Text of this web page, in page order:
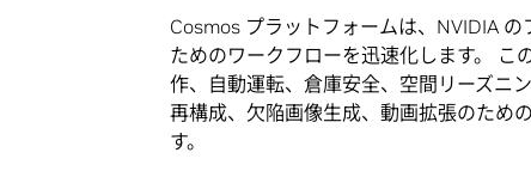
Cosmos プラットフォームは、NVIDIA
ためのワークフローを迅速化します。 こ
作、自動運転、倉庫安全、空間リーズニ
再構成、欠陥画像生成、動画拡張のため
す。